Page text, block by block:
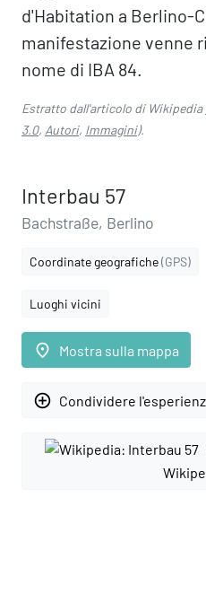
d'Habitation a Berlino-
manifestazione venne
nome di IBA 84.
Estratto dall'articolo di Wikipedia
3.0, Autori, Immagini).
Interbau 57
Bachstraße, Berlino
Coordinate geografiche(GPS)
Luoghi vicini
place Mostra sulla mappa
add_circle_outline Condividere